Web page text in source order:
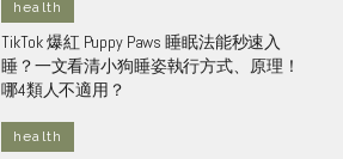
health
TikTok 爆紅 Puppy Paws 睡眠法能秒速入
睡？一文看清小狗睡姿執行方式、原理！
哪4類人不適用？
health